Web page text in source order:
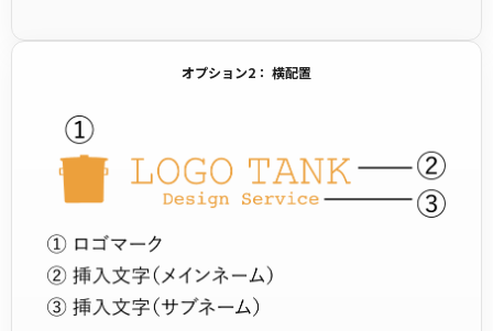
オプション2： 横配置